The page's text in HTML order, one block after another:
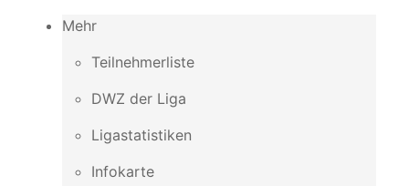
Mehr
Teilnehmerliste
DWZ der Liga
Ligastatistiken
Infokarte